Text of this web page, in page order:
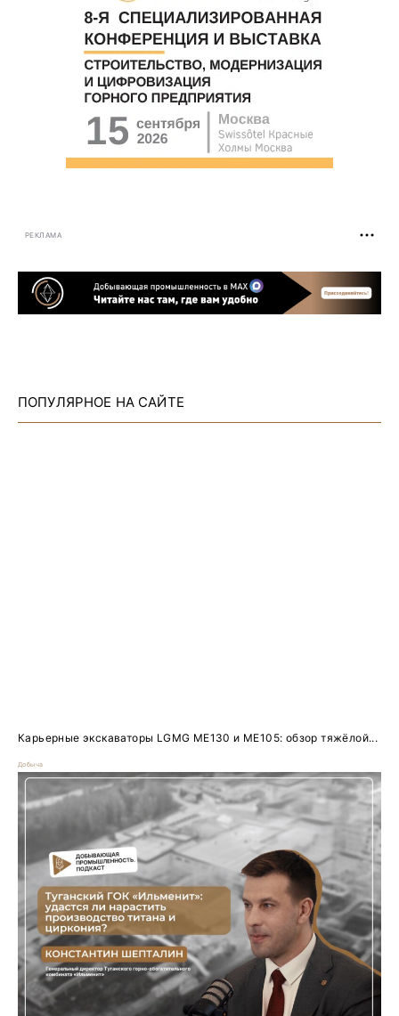
РЕКЛАМА
ПОПУЛЯРНОЕ НА САЙТЕ
Карьерные экскаваторы LGMG ME130 и ME105: обзор тяжёлой...
Добыча